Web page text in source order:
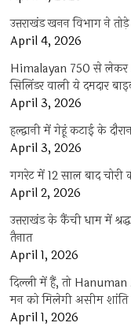
उत्तराखंड खनन विभाग ने
April 4, 2026
Himalayan 750 से
सिलिंडर वाली ये दमदार
April 3, 2026
हल्द्वानी में गेहूं कटाई के
April 3, 2026
गगरेट में 12 साल बाद चोरी
April 2, 2026
उत्तराखंड के कैंची धाम में
तैनात
April 1, 2026
दिल्ली में हैं, तो
मन को मिलेगी असीम शांति
April 1, 2026